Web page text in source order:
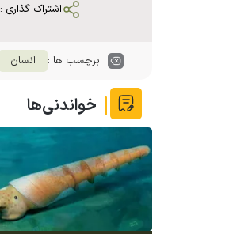
اشتراک گذاری :
برچسب ها : انسان
خواندنی‌ها